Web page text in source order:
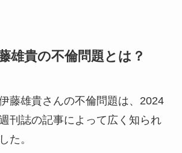
雄貴の不倫問題とは？
藤雄貴さんの不倫問題は、2024
刊誌の記事によって広く知られ
た。